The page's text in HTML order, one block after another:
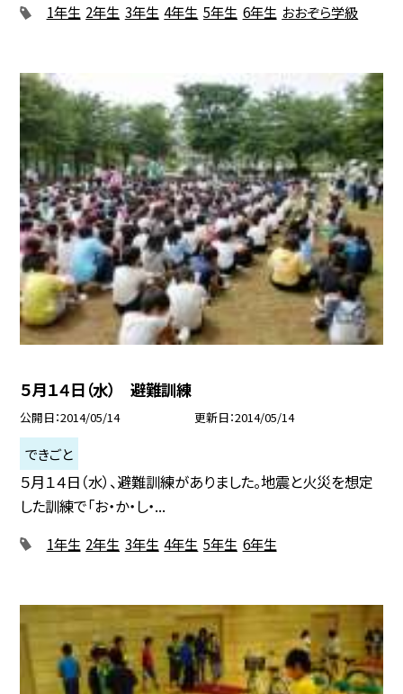
1年生 2年生 3年生 4年生 5年生 6年生 おおぞら学級
５月１４日（水） 避難訓練
公開日 2014/05/14 更新日 2014/05/14
できごと
５月１４日（水）、避難訓練がありました。地震と火災を想定
した訓練で「お・か・し・...
1年生 2年生 3年生 4年生 5年生 6年生